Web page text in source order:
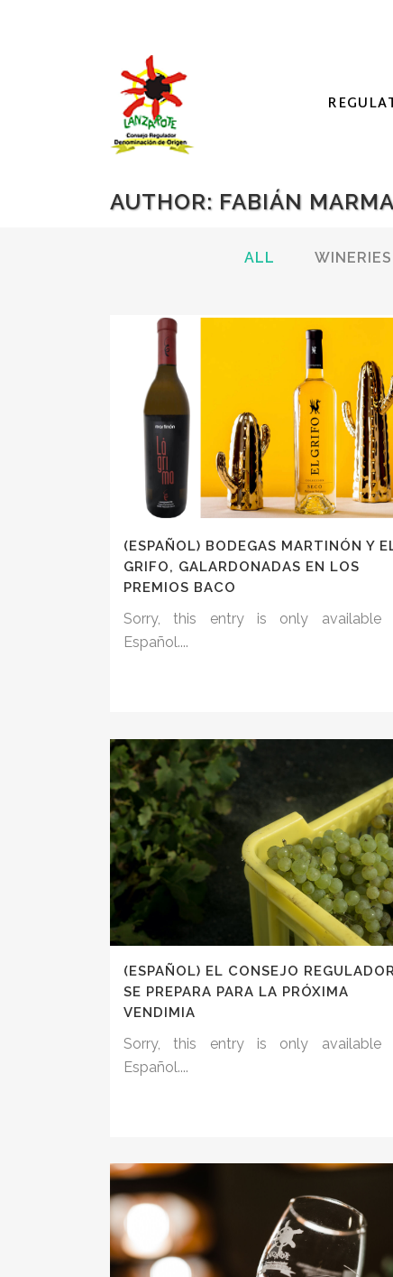
AUTHOR: FABIÁN
ALL WINERIES
(ESPAÑOL) BODEGAS MARTINÓN Y
GRIFO, GALARDONADAS EN LOS
PREMIOS BACO
Sorry, this entry is only available
Español....
(ESPAÑOL) EL CONSEJO REGULADOR
SE PREPARA PARA LA PRÓXIMA
VENDIMIA
Sorry, this entry is only available
Español....